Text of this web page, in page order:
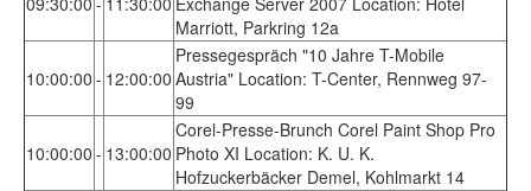
Marriott, Parkring 12a
10:00:00 - 12:00:00
Pressegespräch "10 Jahre T-Mobile
Austria" Location: T-Center, Rennweg 97-
99
10:00:00 - 13:00:00
Corel-Presse-Brunch Corel Paint Shop Pro
Photo XI Location: K. U. K.
Hofzuckerbäcker Demel, Kohlmarkt 14